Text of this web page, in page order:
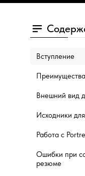
Вступление
Внешний вид
Исходники
Работа с
Ошибки при
резюме